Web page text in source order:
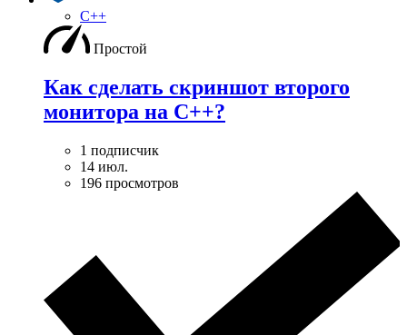
C++
Простой
Как сделать скриншот второго
монитора на С++?
1 подписчик
14 июл.
196 просмотров